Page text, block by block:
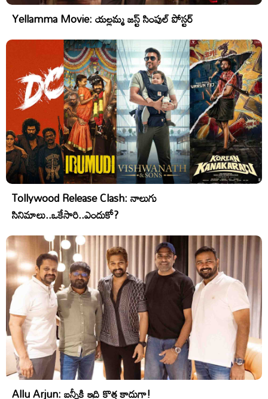
Yellamma Movie: యల్లమ్మ జస్ట్ సింపుల్ పోస్టర్
Tollywood Release Clash: నాలుగు
సినిమాలు..ఒకేసారి..ఎందుకో?
Allu Arjun: బన్నీకి ఇది కొత్త కాదుగా!